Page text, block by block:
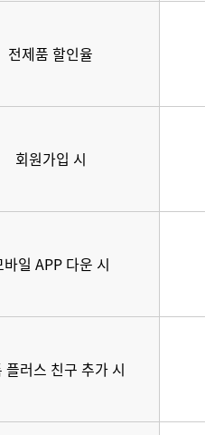
전제품 할인율
회원가입 시
바일 APP 다운 시
플러스 친구 추가 시